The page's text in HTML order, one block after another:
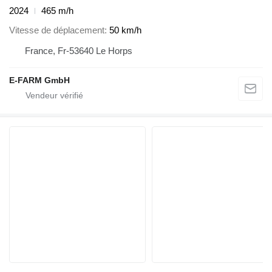
2024
465 m/h
Vitesse de déplacement 50 km/h
France, Fr-53640 Le Horps
E-FARM GmbH